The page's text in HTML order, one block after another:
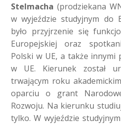
Stelmacha (prodziekana
w wyjeździe studyjnym do
było przyjrzenie się
Europejskiej oraz
Polski w UE, a także
w UE. Kierunek został
trwającym roku
oparciu o grant
Rozwoju. Na kierunku
tylko. W wyjeździe